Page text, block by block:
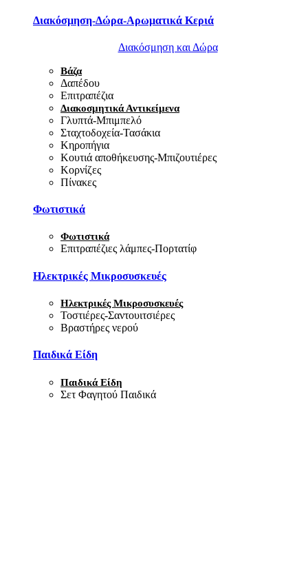
Διακόσμηση-Δώρα-Αρωματικά Κεριά
Διακόσμηση και Δώρα
Βάζα
Δαπέδου
Επιτραπέζια
Διακοσμητικά Αντικείμενα
Γλυπτά-Μπιμπελό
Σταχτοδοχεία-Τασάκια
Κηροπήγια
Κουτιά αποθήκευσης-Μπιζουτιέρες
Κορνίζες
Πίνακες
Φωτιστικά
Φωτιστικά
Επιτραπέζιες λάμπες-Πορτατίφ
Ηλεκτρικές Μικροσυσκευές
Ηλεκτρικές Μικροσυσκευές
Τοστιέρες-Σαντουιτσιέρες
Βραστήρες νερού
Παιδικά Είδη
Παιδικά Είδη
Σετ Φαγητού Παιδικά